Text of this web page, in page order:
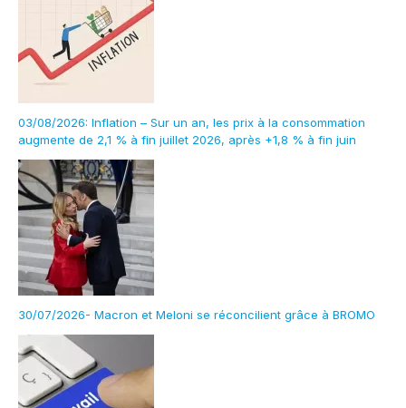
03/08/2026: Inflation – Sur un an, les prix à la consommation
augmente de 2,1 % à fin juillet 2026, après +1,8 % à fin juin
30/07/2026- Macron et Meloni se réconcilient grâce à BROMO